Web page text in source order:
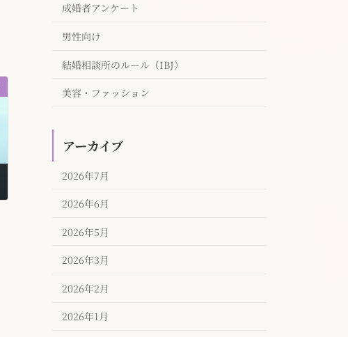
成婚者アンケート
男性向け
結婚相談所のルール（IBJ）
美容・ファッション
アーカイブ
2026年7月
2026年6月
2026年5月
2026年3月
2026年2月
2026年1月